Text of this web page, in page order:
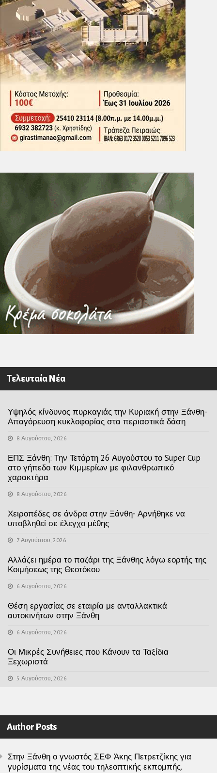
Τελευταία Νέα
Υψηλός κίνδυνος πυρκαγιάς την Κυριακή στην Ξάνθη-
Απαγόρευση κυκλοφορίας στα περιαστικά δάση
8 Αυγούστου, 2026
ΕΠΣ Ξάνθη: Την Τετάρτη 26 Αυγούστου το Super Cup
στο γήπεδο των Κιμμερίων με φιλανθρωπικό
χαρακτήρα
8 Αυγούστου, 2026
Χειροπέδες σε άνδρα στην Ξάνθη- Αρνήθηκε να
υποβληθεί σε έλεγχο μέθης
7 Αυγούστου, 2026
Αλλάζει ημέρα το παζάρι της Ξάνθης λόγω εορτής της
Κοιμήσεως της Θεοτόκου
6 Αυγούστου, 2026
Θέση εργασίας σε εταιρία με ανταλλακτικά
αυτοκινήτων στην Ξάνθη
6 Αυγούστου, 2026
Οι Μικρές Συνήθειες που Κάνουν τα Ταξίδια
Ξεχωριστά
5 Αυγούστου, 2026
Author Posts
Στην Ξάνθη ο γνωστός ΣΕΦ Άκης Πετρετζίκης για
γυρίσματα της νέας του τηλεοπτικής εκπομπής.